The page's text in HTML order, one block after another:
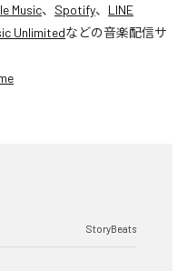
Music、 Spotify、 LINE
Unlimitedなどの音楽配信サ
StoryBeats